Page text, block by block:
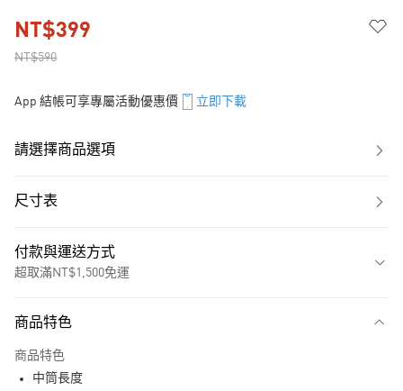
NT$590
NT$399
App 結帳可享專屬活動優惠價 立即下載
請選擇商品選項
尺寸表
付款與運送方式
超取滿NT$1,500免運
商品特色
商品特色
中筒長度